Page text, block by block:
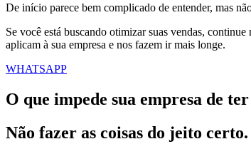
De início parece bem complicado de entender, mas
Se você está buscando otimizar suas vendas,
aplicam à sua empresa e nos fazem ir mais longe.
WHATSAPP
O que impede sua empresa de
Não fazer as coisas do jeito certo.